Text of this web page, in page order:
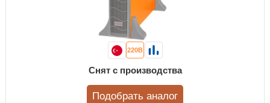
220В
Снят с производства
Подобрать аналог